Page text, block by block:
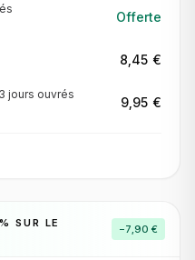
Offerte
8,45 €
jours ouvrés
9,95 €
% SUR LE
−7,90 €